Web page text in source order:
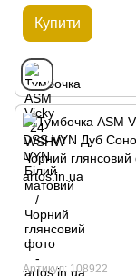
Купити
Артикул: 108922